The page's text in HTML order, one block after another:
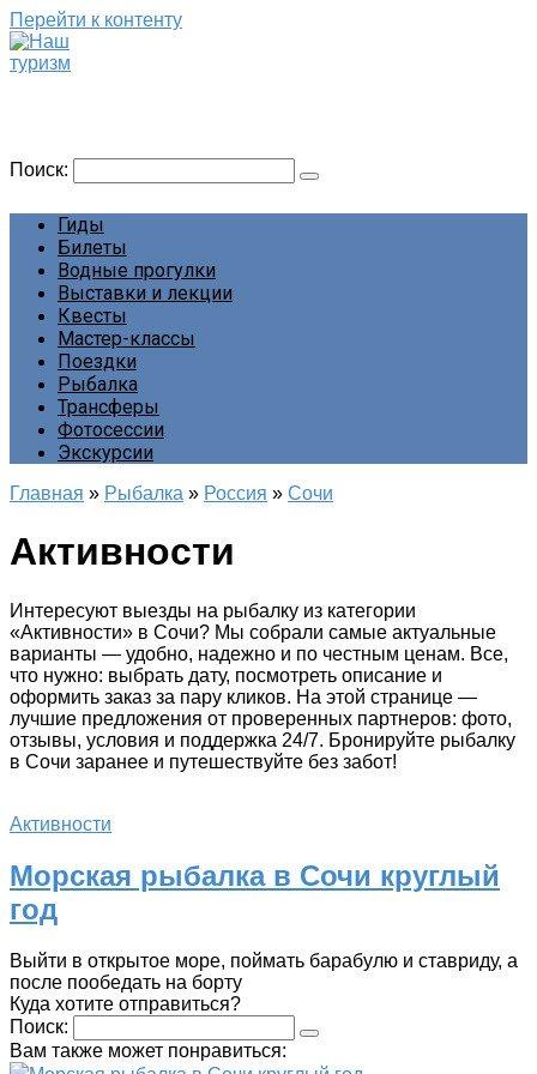
Перейти к контенту
Поиск:
Гиды
Билеты
Водные прогулки
Выставки и лекции
Квесты
Мастер-классы
Поездки
Рыбалка
Трансферы
Фотосессии
Экскурсии
Главная » Рыбалка » Россия » Сочи
Активности
Интересуют выезды на рыбалку из категории
«Активности» в Сочи? Мы собрали самые актуальные
варианты — удобно, надежно и по честным ценам. Все,
что нужно: выбрать дату, посмотреть описание и
оформить заказ за пару кликов. На этой странице —
лучшие предложения от проверенных партнеров: фото,
отзывы, условия и поддержка 24/7. Бронируйте рыбалку
в Сочи заранее и путешествуйте без забот!
Активности
Морская рыбалка в Сочи круглый
год
Выйти в открытое море, поймать барабулю и ставриду, а
после пообедать на борту
Куда хотите отправиться?
Поиск:
Вам также может понравиться: